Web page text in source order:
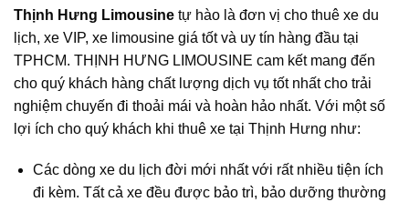
Thịnh Hưng Limousine tự hào là đơn vị cho thuê xe du
lịch, xe VIP, xe limousine giá tốt và uy tín hàng đầu tại
TPHCM. THỊNH HƯNG LIMOUSINE cam kết mang đến
cho quý khách hàng chất lượng dịch vụ tốt nhất cho trải
nghiệm chuyến đi thoải mái và hoàn hảo nhất. Với một số
lợi ích cho quý khách khi thuê xe tại Thịnh Hưng như:
Các dòng xe du lịch đời mới nhất với rất nhiều tiện ích
đi kèm. Tất cả xe đều được bảo trì, bảo dưỡng thường